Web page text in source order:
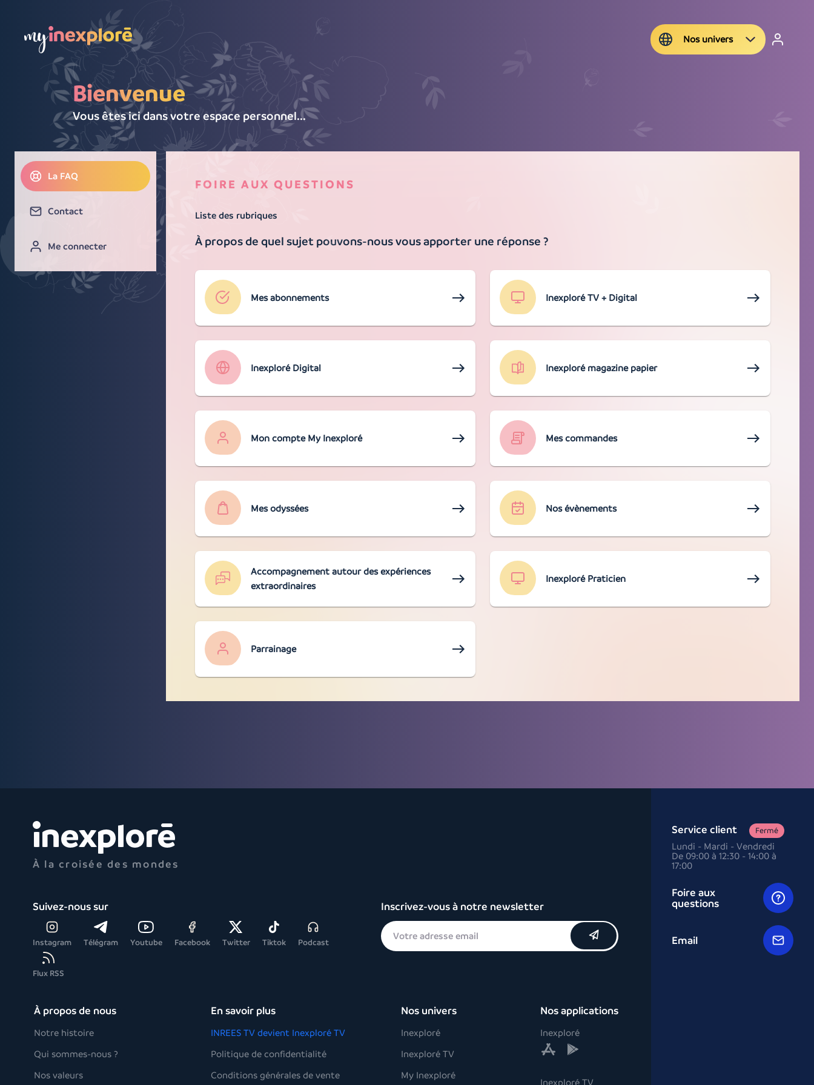
La FAQ
Contact
Me connecter
Nos univers
Nos univers
Bienvenue
Vous êtes ici dans votre espace personnel...
La FAQ
Contact
Me connecter
FOIRE AUX QUESTIONS
Liste des rubriques
À propos de quel sujet pouvons-nous vous apporter une réponse ?
Mes abonnements Inexploré TV + Digital
Inexploré Digital Inexploré magazine papier
Mon compte My Inexploré Mes commandes
Mes odyssées Nos évènements
Accompagnement autour des expériences
extraordinaires
Inexploré Praticien
Parrainage
À la croisée des mondes
Suivez-nous sur
Instagram Télégram Youtube Facebook Twitter Tiktok Podcast
Flux RSS
Inscrivez-vous à notre newsletter
À propos de nous
Notre histoire
Qui sommes-nous ?
Nos valeurs
En savoir plus
INREES TV devient Inexploré TV
Politique de confidentialité
Conditions générales de vente
Nos univers
Inexploré
Inexploré TV
My Inexploré
Nos applications
Inexploré
Inexploré TV
Service client Fermé
Lundi - Mardi - Vendredi
De 09:00 à 12:30 - 14:00 à
17:00
Foire aux
questions
Email